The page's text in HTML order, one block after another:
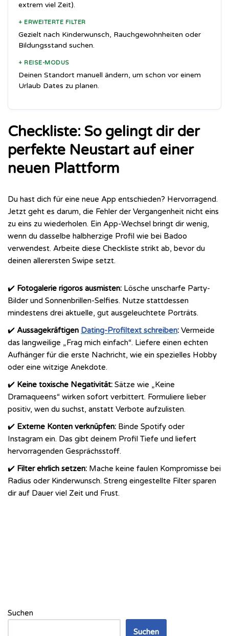
extrem viel Zeit).
+ ERWEITERTE FILTER
Gezielt nach Kinderwunsch, Rauchgewohnheiten oder
Bildungsstand suchen.
+ REISE-MODUS
Deinen Standort manuell ändern, um schon vor einem
Urlaub Dates zu planen.
Checkliste: So gelingt dir der
perfekte Neustart auf einer
neuen Plattform
Du hast dich für eine neue App entschieden? Hervorragend.
Jetzt geht es darum, die Fehler der Vergangenheit nicht eins
zu eins zu wiederholen. Ein App-Wechsel bringt dir wenig,
wenn du dasselbe halbherzige Profil wie bei Badoo
verwendest. Arbeite diese Checkliste strikt ab, bevor du
deinen allerersten Swipe setzt.
✔️ Fotogalerie rigoros ausmisten: Lösche unscharfe Party-
Bilder und Sonnenbrillen-Selfies. Nutze stattdessen
mindestens drei aktuelle, gut ausgeleuchtete Porträts.
✔️ Aussagekräftigen Dating-Profiltext schreiben: Vermeide
das langweilige „Frag mich einfach“. Liefere einen echten
Aufhänger für die erste Nachricht, wie ein spezielles Hobby
oder eine witzige Anekdote.
✔️ Keine toxische Negativität: Sätze wie „Keine
Dramaqueens“ wirken sofort verbittert. Formuliere lieber
positiv, wen du suchst, anstatt Verbote aufzulisten.
✔️ Externe Konten verknüpfen: Binde Spotify oder
Instagram ein. Das gibt deinem Profil Tiefe und liefert
hervorragenden Gesprächsstoff.
✔️ Filter ehrlich setzen: Mache keine faulen Kompromisse bei
Radius oder Kinderwunsch. Streng eingestellte Filter sparen
dir auf Dauer viel Zeit und Frust.
Suchen
Suchen